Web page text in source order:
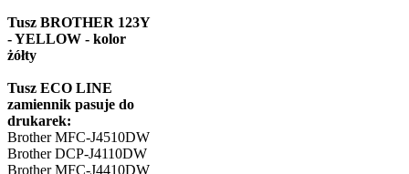
Tusz BROTHER 123Y
- YELLOW - kolor
żółty
Tusz ECO LINE
zamiennik pasuje do
drukarek:
Brother MFC-J4510DW
Brother DCP-J4110DW
Brother MFC-J4410DW